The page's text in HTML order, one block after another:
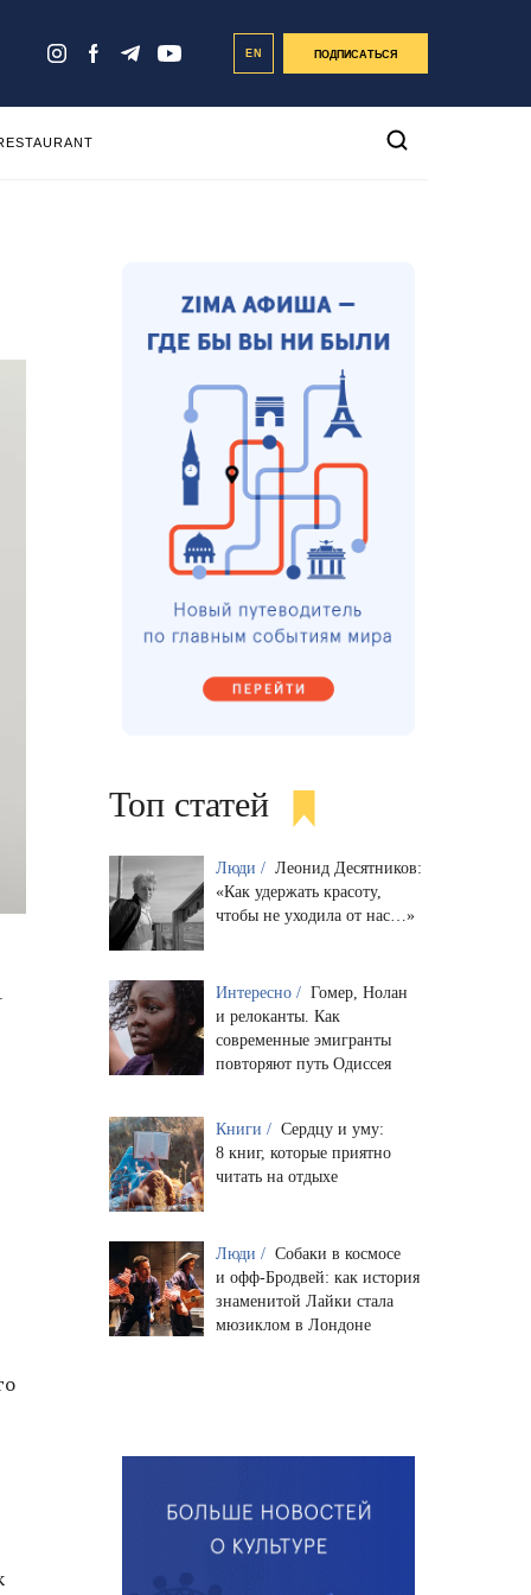
EN ПОДПИСАТЬСЯ
Топ статей
Люди / Леонид Десятников:
«Как удержать красоту,
чтобы не уходила от нас…»
Интересно / Гомер, Нолан
и релоканты. Как
современные эмигранты
повторяют путь Одиссея
Книги / Сердцу и уму:
8 книг, которые приятно
читать на отдыхе
Люди / Собаки в космосе
и офф-Бродвей: как история
знаменитой Лайки стала
мюзиклом в Лондоне